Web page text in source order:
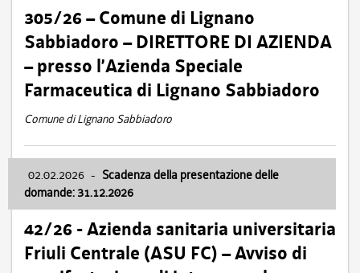
305/26 – Comune di Lignano
Sabbiadoro – DIRETTORE DI AZIENDA
– presso l’Azienda Speciale
Farmaceutica di Lignano Sabbiadoro
Comune di Lignano Sabbiadoro
02.02.2026 - Scadenza della presentazione delle
domande: 31.12.2026
42/26 - Azienda sanitaria universitaria
Friuli Centrale (ASU FC) – Avviso di